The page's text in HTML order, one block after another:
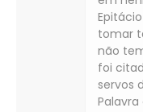
tomar
não
foi
servos